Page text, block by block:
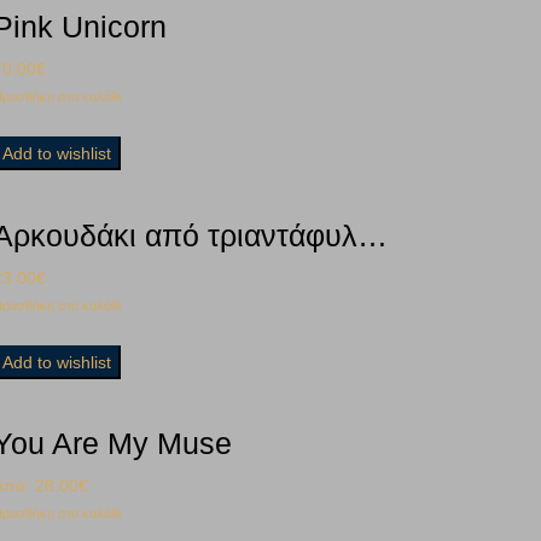
Unicorn
€
στο καλάθι
Add to wishlist
Αρκουδάκι από τριαντάφυλλα White
€
στο καλάθι
Add to wishlist
Are My Muse
28.00€
στο καλάθι